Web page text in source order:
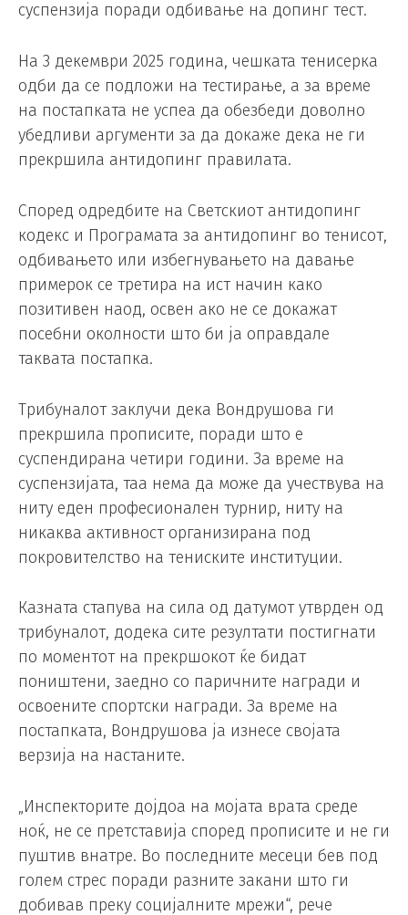
суспензија поради одбивање на допинг тест.
На 3 декември 2025 година, чешката тенисерка
одби да се подложи на тестирање, а за време
на постапката не успеа да обезбеди доволно
убедливи аргументи за да докаже дека не ги
прекршила антидопинг правилата.
Според одредбите на Светскиот антидопинг
кодекс и Програмата за антидопинг во тенисот,
одбивањето или избегнувањето на давање
примерок се третира на ист начин како
позитивен наод, освен ако не се докажат
посебни околности што би ја оправдале
таквата постапка.
Трибуналот заклучи дека Вондрушова ги
прекршила прописите, поради што е
суспендирана четири години. За време на
суспензијата, таа нема да може да учествува на
ниту еден професионален турнир, ниту на
никаква активност организирана под
покровителство на тениските институции.
Казната стапува на сила од датумот утврден од
трибуналот, додека сите резултати постигнати
по моментот на прекршокот ќе бидат
поништени, заедно со паричните награди и
освоените спортски награди. За време на
постапката, Вондрушова ја изнесе својата
верзија на настаните.
„Инспекторите дојдоа на мојата врата среде
ноќ, не се претставија според прописите и не ги
пуштив внатре. Во последните месеци бев под
голем стрес поради разните закани што ги
добивав преку социјалните мрежи“, рече